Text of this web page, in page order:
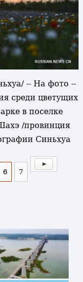
-- На фото --
среди цветущих
в поселке
/провинция
Синьхуа
6 7